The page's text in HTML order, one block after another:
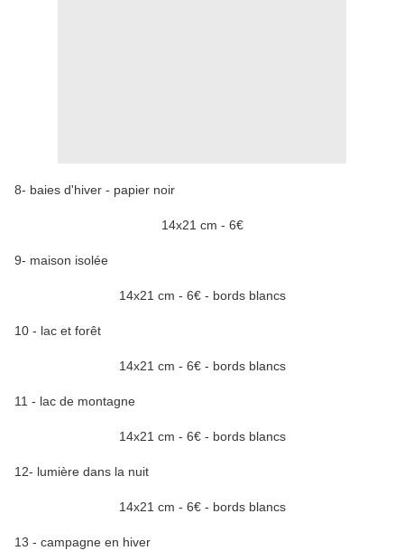
8- baies d'hiver - papier noir
14x21 cm - 6€
9- maison isolée
14x21 cm - 6€ - bords blancs
10 - lac et forêt
14x21 cm - 6€ - bords blancs
11 - lac de montagne
14x21 cm - 6€ - bords blancs
12- lumière dans la nuit
14x21 cm - 6€ - bords blancs
13 - campagne en hiver